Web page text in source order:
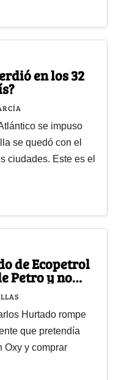
en los 32
se impuso
se quedó con el
ciudades. Este es el
de Ecopetrol
Petro y no
Hurtado rompe
que pretendía
Oxy y comprar